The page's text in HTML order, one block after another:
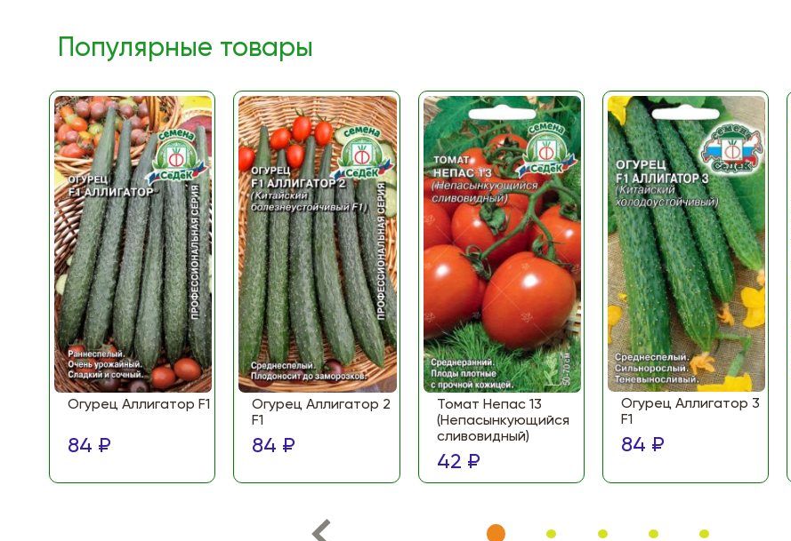
Популярные товары
Огурец Аллигатор F1
84 ₽
Огурец Аллигатор 2
F1
84 ₽
Томат Непас 13
(Непасынкующийся
сливовидный)
42 ₽
Огурец Аллигатор 3
F1
84 ₽